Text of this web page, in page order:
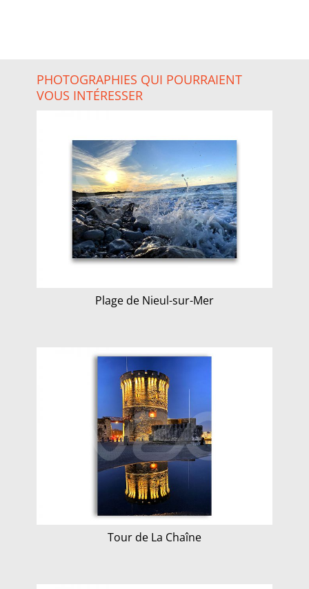
PHOTOGRAPHIES QUI POURRAIENT
VOUS INTÉRESSER
Plage de Nieul-sur-Mer
Tour de La Chaîne